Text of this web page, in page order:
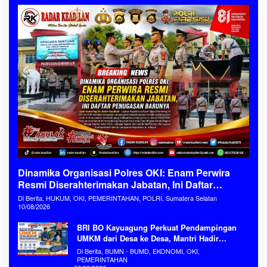
Dinamika Organisasi Polres OKI: Enam Perwira
Resmi Diserahterimakan Jabatan, Ini Daftar
Penugasan Barunya
Di Berita, HUKUM, OKI, PEMERINTAHAN, POLRI, Sumatera Selatan
10/08/2026
BRI BO Kayuagung Perkuat Pendampingan
UMKM dari Desa ke Desa, Mantri Hadir
Sebagai Mitra Penggerak Ekonomi Kerakyatan
Di Berita, BUMN - BUMD, EKONOMI, OKI,
PEMERINTAHAN